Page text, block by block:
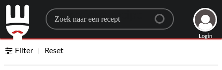
Search for a recipe
Login
Filter Reset